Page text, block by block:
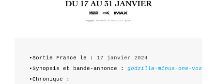
•Sortie France le :
•Synopsis et bande-annonce :
godzilla-minus-one-vostfr
•Chronique :